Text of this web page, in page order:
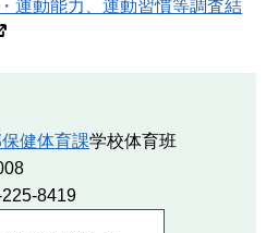
運動能力、運動習慣等調査結
健体育課学校体育班
8419